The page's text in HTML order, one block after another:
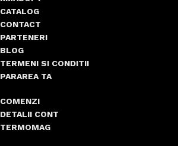
CATALOG
CONTACT
PARTENERI
BLOG
TERMENI SI CONDITII
PARAREA TA
COMENZI
DETALII CONT
TERMOMAG